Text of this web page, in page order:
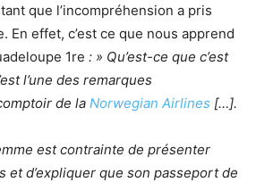
que l’incompréhension a pris
En effet, c’est ce que nous apprend
1re : » Qu’est-ce que c’est
l’une des remarques
de la Norwegian Airlines […].
est contrainte de présenter
et d’expliquer que son passeport de